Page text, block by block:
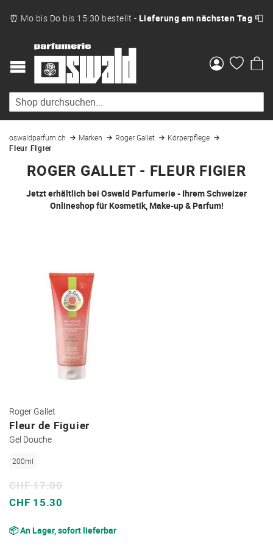
⏰ Mo bis Do bis 15:30 bestellt - Lieferung am nächsten Tag 📮
oswaldparfum.ch Marken Roger Gallet
Körperpflege
Fleur FIgier
ROGER GALLET - FLEUR FIGIER
Jetzt erhältlich bei Oswald Parfumerie - Ihrem Schweizer
Onlineshop für Kosmetik, Make-up & Parfum!
Roger Gallet
Fleur de Figuier
Gel Douche
200ml
Sonderpreis
CHF 15.30
CHF 17.00
📦 An Lager, sofort lieferbar